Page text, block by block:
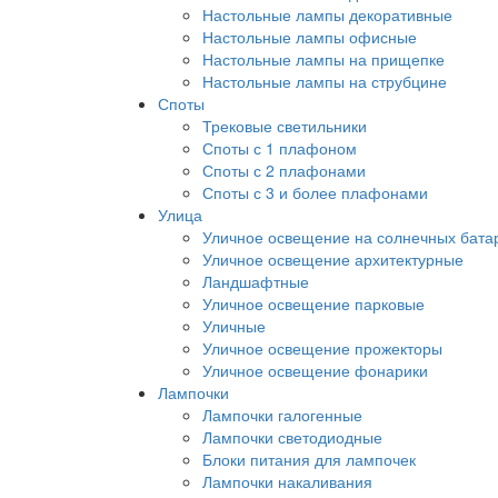
Настольные лампы декоративные
Настольные лампы офисные
Настольные лампы на прищепке
Настольные лампы на струбцине
Споты
Трековые светильники
Споты с 1 плафоном
Споты с 2 плафонами
Споты с 3 и более плафонами
Улица
Уличное освещение на солнечных
Уличное освещение архитектурные
Ландшафтные
Уличное освещение парковые
Уличные
Уличное освещение прожекторы
Уличное освещение фонарики
Лампочки
Лампочки галогенные
Лампочки светодиодные
Блоки питания для лампочек
Лампочки накаливания